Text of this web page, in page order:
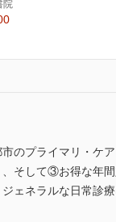
院
のプライマリ・ケ
、そして③お得な年
ェネラルな日常診